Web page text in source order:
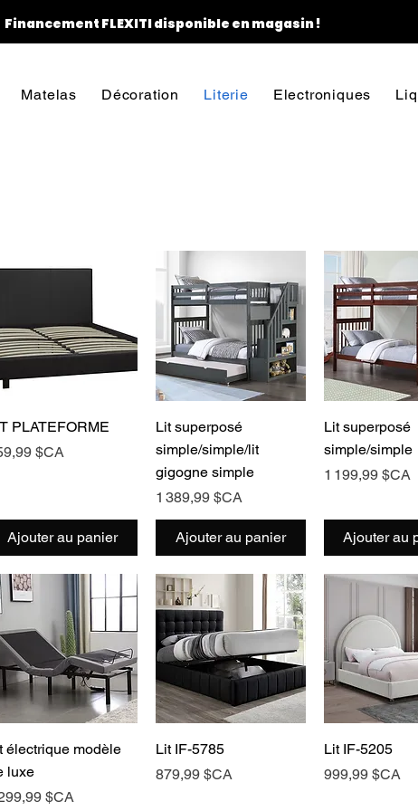
Financement FLEXITI disponible en magasin !
Matelas Décoration Literie Electroniques
Aperçu rapide
PLATEFORME
$CA
Ajouter au panier
Aperçu rapide
Lit superposé
simple/simple/lit
gigogne simple
Prix
1 389,99 $CA
Ajouter au panier
Aperçu
Lit superposé
simple/simple
Prix
1 199,99 $CA
Ajouter au
Aperçu rapide
électrique modèle
luxe
$CA
Aperçu rapide
Lit IF-5785
Prix
879,99 $CA
Aperçu
Lit IF-5205
Prix
999,99 $CA